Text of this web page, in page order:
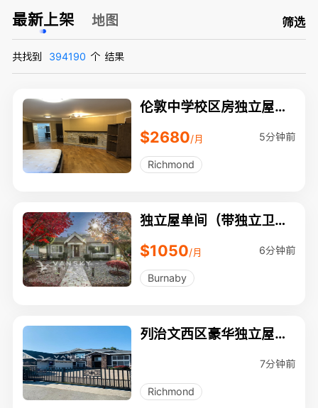
最新上架 地图 筛选
共找到 394190 个 结果
伦敦中学校区房独立屋一
立洗干衣新装修
$2680/月 5分钟前
Richmond
独立屋单间（带独立卫生
$1050/月 6分钟前
Burnaby
列治文西区豪华独立屋整
7分钟前
Richmond